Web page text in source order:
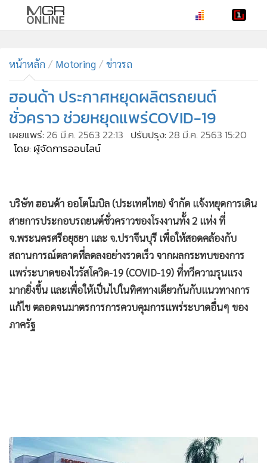
• ทันเหตุการณ์
• ภาคใต้
• ภูมิภาค
• Online Section
• บันเทิง
ผู้จัดการรายวัน
• CbizReview
Cyber BIZ
• Good health & Well-being
• Green Innovation & SD
• Management & HR
• MGR Live
• เศรษฐกิจ-ธุรกิจ
หน้าหลัก Motoring ข่าวรถ
ฮอนด้า ประกาศหยุดผลิตรถยนต์
ชั่วคราว ช่วยหยุดแพร่COVID-19
เผยแพร่: 26 มี.ค. 2563 22:13 ปรับปรุง: 28 มี.ค. 2563 15:20
โดย: ผู้จัดการออนไลน์
บริษัท ฮอนด้า ออโตโมบิล (ประเทศไทย) จำกัด แจ้งหยุดการเดิน
สายการประกอบรถยนต์ชั่วคราวของโรงงานทั้ง 2 แห่ง ที่
จ.พระนครศรีอยุธยา และ จ.ปราจีนบุรี เพื่อให้สอดคล้องกับ
สถานการณ์ตลาดที่ลดลงอย่างรวดเร็ว จากผลกระทบของการ
แพร่ระบาดของไวรัสโควิด-19 (COVID-19) ที่ทวีความรุนแรง
มากยิ่งขึ้น และเพื่อให้เป็นไปในทิศทางเดียวกันกับแนวทางการ
แก้ไข ตลอดจนมาตรการการควบคุมการแพร่ระบาดอื่นๆ ของ
ภาครัฐ